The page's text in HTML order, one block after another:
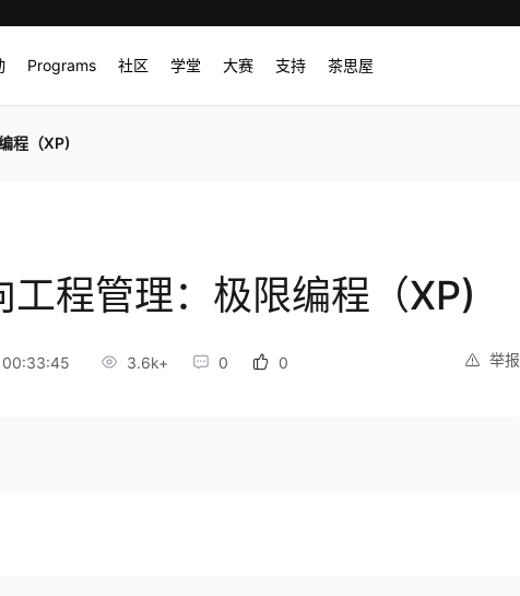
Programs 社区 学堂 大赛 支持 茶思屋
程（XP)
程管理：极限编程（XP)
举报
00:33:45 3.6k+ 0 0